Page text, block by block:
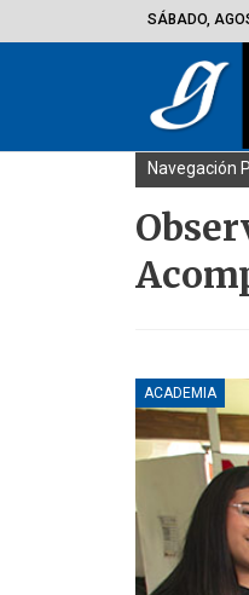
SÁBADO,
Navegación
ACADEMIA